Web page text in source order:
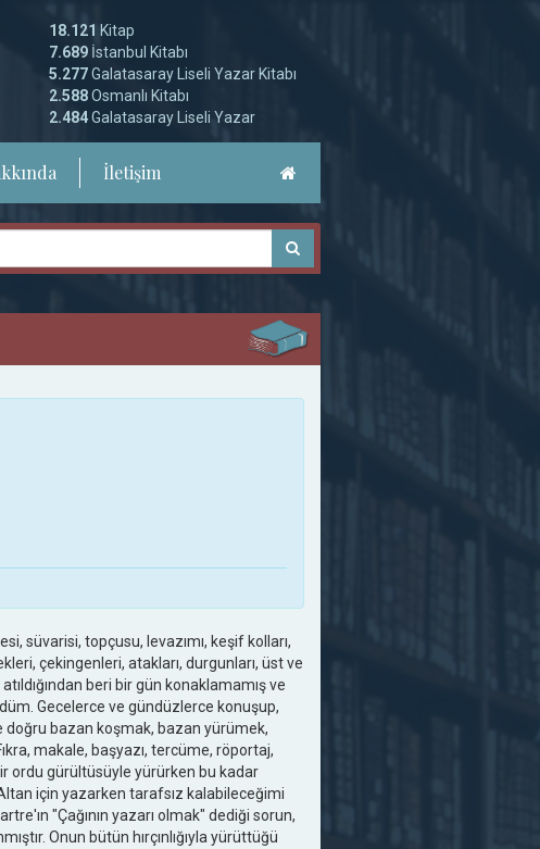
18.121 Kitap
7.689 İstanbul Kitabı
5.277Galatasaray Liseli Yazar Kitabı
2.588Osmanlı Kitabı
2.484Galatasaray Liseli Yazar
İletişim
süvarisi, topçusu, levazımı, keşif kolları,
çekingenleri, atakları, durgunları, üst ve
beri bir gün konaklamamış ve
Gecelerce ve gündüzlerce konuşup,
doğru bazan koşmak, bazan yürümek,
makale, başyazı, tercüme, röportaj,
ordu gürültüsüyle yürürken bu kadar
için yazarken tarafsız kalabileceğimi
"Çağının yazarı olmak" dediği sorun,
Onun bütün hırçınlığıyla yürüttüğü